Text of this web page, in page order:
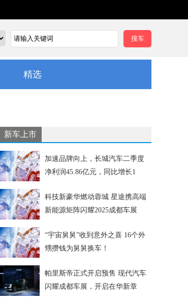
精选
新车上市
加速品牌向上，长城汽车二季度
净利润45.86亿元，同比增长1
科技新豪华燃动蓉城 星途携高端
新能源矩阵闪耀2025成都车展
“宇宙舅舅”收到意外之喜 16个外
甥攒钱为舅舅换车！
帕里斯帝正式开启预售 现代汽车
闪耀成都车展，开启在华新章